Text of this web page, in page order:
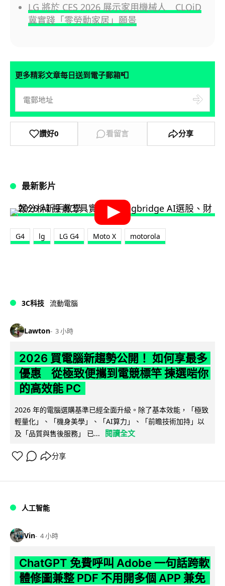
LG 將於 CES 2026 展示家用機械人 CLOiD
冀實踐「零勞動家居」願景
更多精彩文章每日送到電子郵箱📮
讚好0 看留言 分享
最新影片
G4 lg LG G4 Moto X motorola
3C科技 流動電腦
Lawton 3 小時
2026 買電腦新趨勢公開！ 如何享最多
優惠 從極致便攜到電競標竿 揀選啱你
的高效能 PC
2026 年的電腦選購基準已經全面升級。除了基本效能，「極致
輕量化」、「機身美學」、「AI算力」、「前瞻技術加持」以
及「品質與售後服務」 已...
閱讀全文
分享
人工智能
Vin 4 小時
ChatGPT 免費呼叫 Adobe 一句話跨軟
體修圖兼整 PDF 不用開多個 APP 兼免